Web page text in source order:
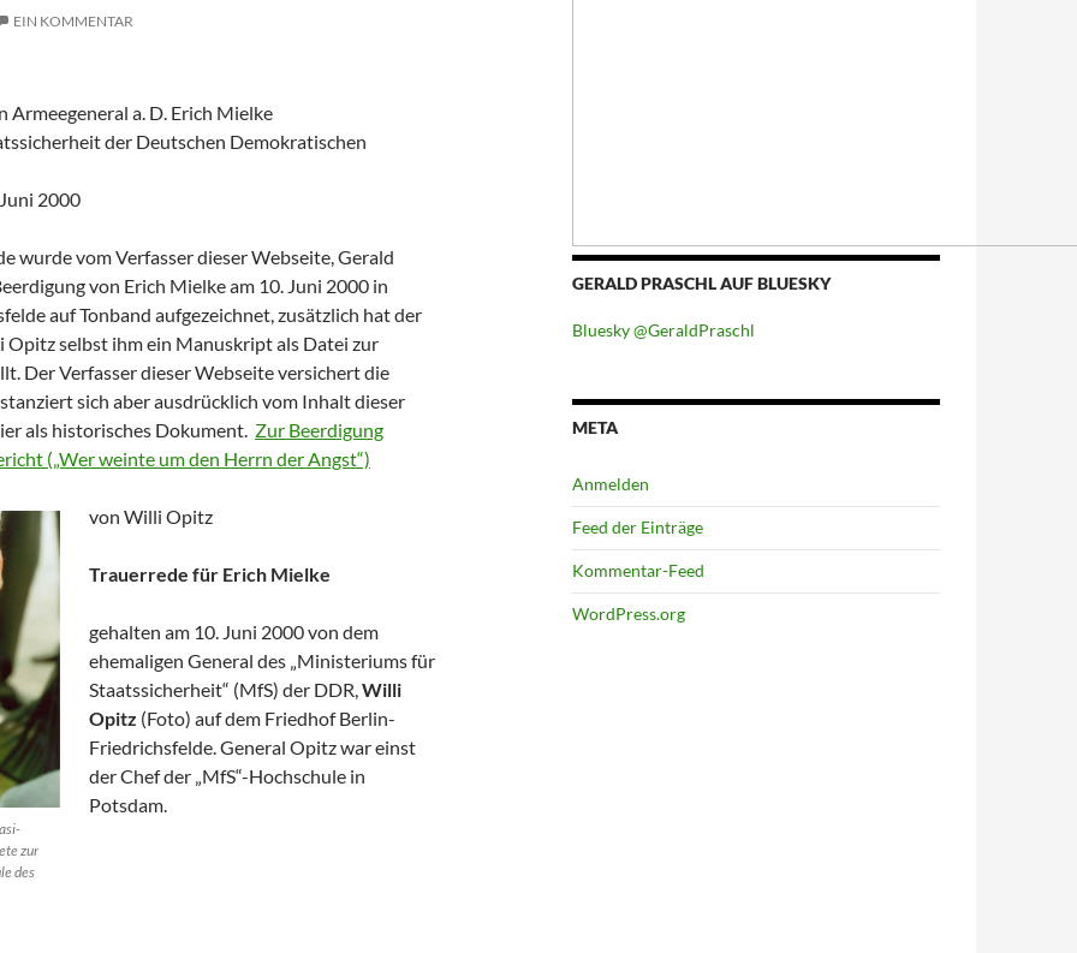
EIN KOMMENTAR
Armeegeneral a. D. Erich Mielke
der Deutschen Demokratischen
2000
wurde vom Verfasser dieser Webseite, Gerald
von Erich Mielke am 10. Juni 2000 in
auf Tonband aufgezeichnet, zusätzlich hat der
selbst ihm ein Manuskript als Datei zur
Der Verfasser dieser Webseite versichert die
sich aber ausdrücklich vom Inhalt dieser
als historisches Dokument. Zur Beerdigung
(„Wer weinte um den Herrn der Angst“)
zur
des
von Willi Opitz
Trauerrede für Erich Mielke
gehalten am 10. Juni 2000 von dem
ehemaligen General des „Ministeriums für
Staatssicherheit“ (MfS) der DDR,Willi
Opitz (Foto) auf dem Friedhof Berlin-
Friedrichsfelde. General Opitz war einst
der Chef der „MfS“-Hochschule in
Potsdam.
GERALD PRASCHL AUF BLUESKY
Bluesky @GeraldPraschl
META
Anmelden
Feed der Einträge
Kommentar-Feed
WordPress.org